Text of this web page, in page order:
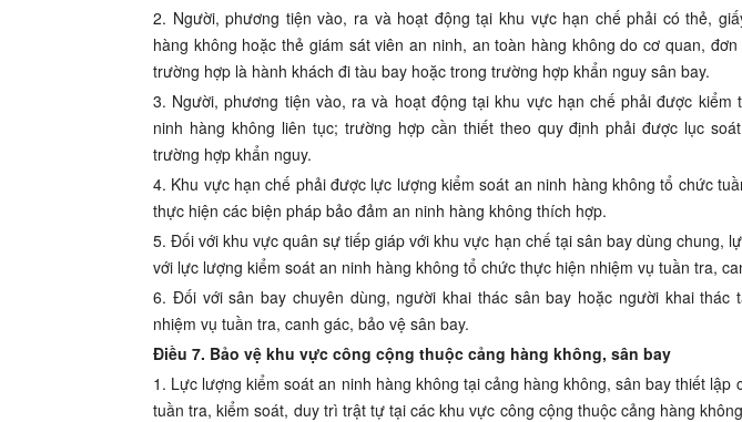
2. Người, phương tiện vào, ra và hoạt động tại khu vực hạn chế phải có thẻ,
hàng không hoặc thẻ giám sát viên an ninh, an toàn hàng không do cơ quan,
trường hợp là hành khách đi tàu bay hoặc trong trường hợp khẩn nguy sân bay.
3. Người, phương tiện vào, ra và hoạt động tại khu vực hạn chế phải được kiểm
ninh hàng không liên tục; trường hợp cần thiết theo quy định phải được lục
trường hợp khẩn nguy.
4. Khu vực hạn chế phải được lực lượng kiểm soát an ninh hàng không tổ chức
thực hiện các biện pháp bảo đảm an ninh hàng không thích hợp.
5. Đối với khu vực quân sự tiếp giáp với khu vực hạn chế tại sân bay dùng chung,
với lực lượng kiểm soát an ninh hàng không tổ chức thực hiện nhiệm vụ tuần tra,
6. Đối với sân bay chuyên dùng, người khai thác sân bay hoặc người khai thác
nhiệm vụ tuần tra, canh gác, bảo vệ sân bay.
Điều 7. Bảo vệ khu vực công cộng thuộc cảng hàng không, sân bay
1. Lực lượng kiểm soát an ninh hàng không tại cảng hàng không, sân bay thiết lập
tuần tra, kiểm soát, duy trì trật tự tại các khu vực công cộng thuộc cảng hàng